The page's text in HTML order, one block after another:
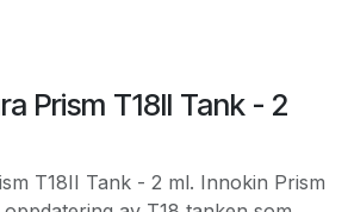
Prism T18II Tank - 2
T18II Tank - 2 ml. Innokin Prism